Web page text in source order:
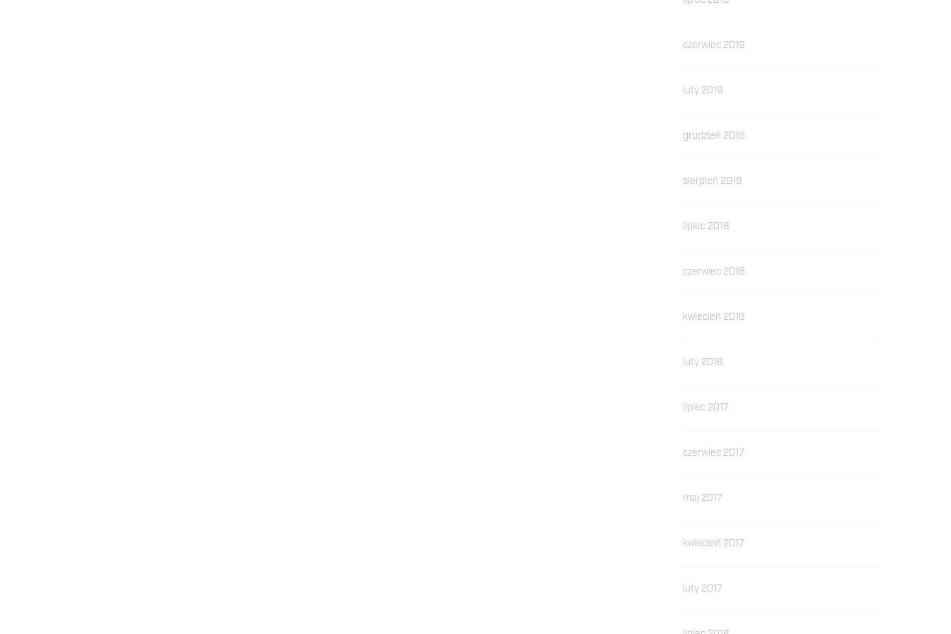
czerwiec 2019
luty 2019
grudzień 2018
sierpień 2018
lipiec 2018
czerwiec 2018
kwiecień 2018
luty 2018
lipiec 2017
czerwiec 2017
maj 2017
kwiecień 2017
luty 2017